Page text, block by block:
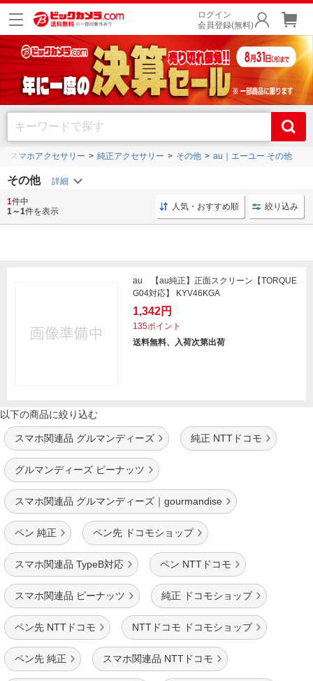
ログイン
会員登録(無料)
スマホアクセサリー 純正アクセサリー その他 au｜エーユー その他
その他
スマホ関連品 グルマンディーズ 純正 NTTドコモ
1件中
1～1件を表示 人気・おすすめ順 絞り込み
au 【au純正】正面スクリーン【TORQUE
G04対応】 KYV46KGA
1,342円
135ポイント
送料無料、入荷次第出荷
以下の商品に絞り込む
スマホ関連品 グルマンディーズ 純正 NTTドコモ
グルマンディーズ ピーナッツ
スマホ関連品 グルマンディーズ｜gourmandise
ペン 純正 ペン先 ドコモショップ
スマホ関連品 TypeB対応 ペン NTTドコモ
スマホ関連品 ピーナッツ 純正 ドコモショップ
ペン先 NTTドコモ NTTドコモ ドコモショップ
ペン先 純正 スマホ関連品 NTTドコモ